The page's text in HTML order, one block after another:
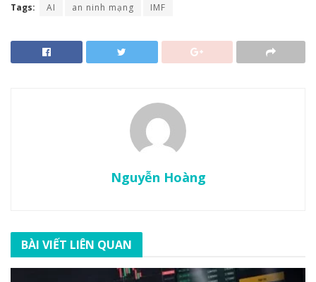
Tags: AI an ninh mạng IMF
Nguyễn Hoàng
BÀI VIẾT LIÊN QUAN